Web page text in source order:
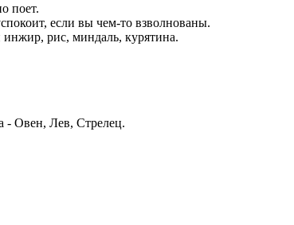
поет.
если вы чем-то взволнованы.
рис, миндаль, курятина.
- Овен, Лев, Стрелец.